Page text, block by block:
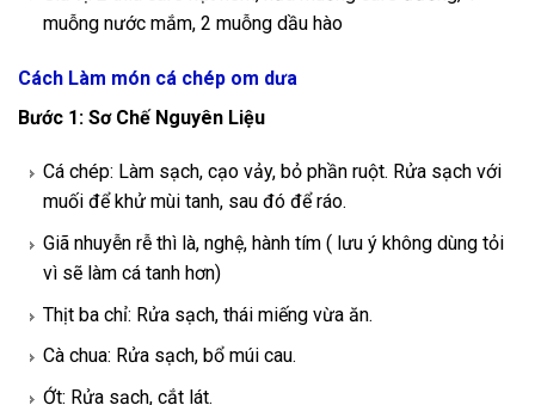
muỗng nước mắm, 2 muỗng dầu hào
Cách Làm món cá chép om dưa
Bước 1: Sơ Chế Nguyên Liệu
Cá chép: Làm sạch, cạo vảy, bỏ phần ruột. Rửa sạch với
muối để khử mùi tanh, sau đó để ráo.
Giã nhuyễn rễ thì là, nghệ, hành tím ( lưu ý không dùng tỏi
vì sẽ làm cá tanh hơn)
Thịt ba chỉ: Rửa sạch, thái miếng vừa ăn.
Cà chua: Rửa sạch, bổ múi cau.
Ớt: Rửa sạch, cắt lát.